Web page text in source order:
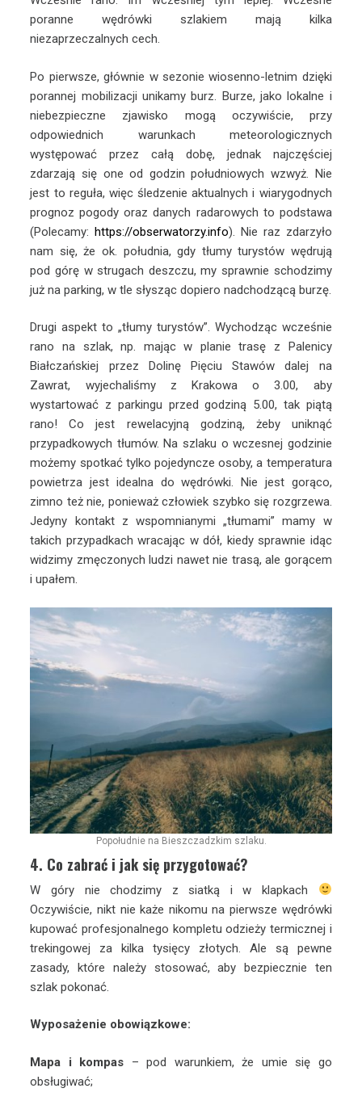
poranne wędrówki szlakiem mają kilka
niezaprzeczalnych cech.
Po pierwsze, głównie w sezonie wiosenno-letnim dzięki
porannej mobilizacji unikamy burz. Burze, jako lokalne i
niebezpieczne zjawisko mogą oczywiście, przy
odpowiednich warunkach meteorologicznych
występować przez całą dobę, jednak najczęściej
zdarzają się one od godzin południowych wzwyż. Nie
jest to reguła, więc śledzenie aktualnych i wiarygodnych
prognoz pogody oraz danych radarowych to podstawa
(Polecamy:https://obserwatorzy.info). Nie raz zdarzyło
nam się, że ok. południa, gdy tłumy turystów wędrują
pod górę w strugach deszczu, my sprawnie schodzimy
już na parking, w tle słysząc dopiero nadchodzącą burzę.
Drugi aspekt to „tłumy turystów”. Wychodząc wcześnie
rano na szlak, np. mając w planie trasę z Palenicy
Białczańskiej przez Dolinę Pięciu Stawów dalej na
Zawrat, wyjechaliśmy z Krakowa o 3.00, aby
wystartować z parkingu przed godziną 5.00, tak piątą
rano! Co jest rewelacyjną godziną, żeby uniknąć
przypadkowych tłumów. Na szlaku o wczesnej godzinie
możemy spotkać tylko pojedyncze osoby, a temperatura
powietrza jest idealna do wędrówki. Nie jest gorąco,
zimno też nie, ponieważ człowiek szybko się rozgrzewa.
Jedyny kontakt z wspomnianymi „tłumami” mamy w
takich przypadkach wracając w dół, kiedy sprawnie idąc
widzimy zmęczonych ludzi nawet nie trasą, ale gorącem
i upałem.
Popołudnie na Bieszczadzkim szlaku.
4. Co zabrać i jak się przygotować?
W góry nie chodzimy z siatką i w klapkach
Oczywiście, nikt nie każe nikomu na pierwsze wędrówki
kupować profesjonalnego kompletu odzieży termicznej i
trekingowej za kilka tysięcy złotych. Ale są pewne
zasady, które należy stosować, aby bezpiecznie ten
szlak pokonać.
Wyposażenie obowiązkowe:
Mapa i kompas – pod warunkiem, że umie się go
obsługiwać;